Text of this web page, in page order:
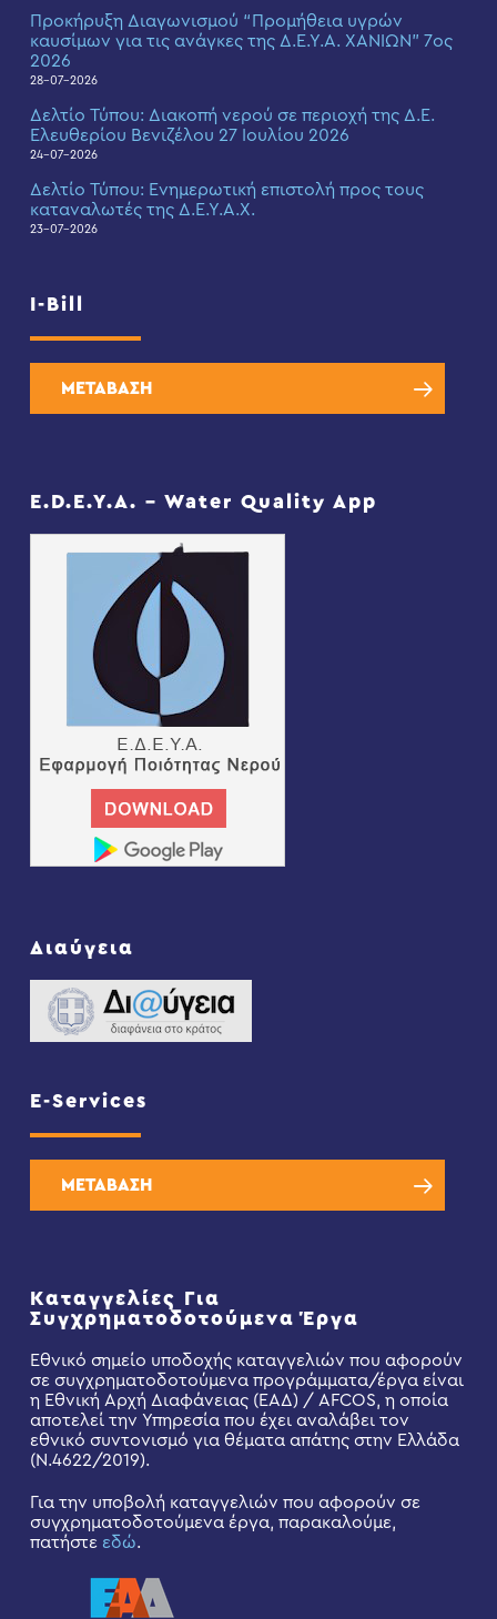
Προκήρυξη Διαγωνισμού “Προμήθεια υγρών
καυσίμων για τις ανάγκες της Δ.Ε.Υ.Α. ΧΑΝΙΩΝ” 7ος
2026
28-07-2026
Δελτίο Τύπου: Διακοπή νερού σε περιοχή της Δ.Ε.
Ελευθερίου Βενιζέλου 27 Ιουλίου 2026
24-07-2026
Δελτίο Τύπου: Eνημερωτική επιστολή προς τους
καταναλωτές της Δ.Ε.Υ.Α.Χ.
23-07-2026
I-Bill
ΜΕΤΑΒΑΣΗ
E.D.E.Y.A. – Water Quality App
Διαύγεια
E-Services
ΜΕΤΑΒΑΣΗ
Καταγγελίες Για
Συγχρηματοδοτούμενα Έργα
Εθνικό σημείο υποδοχής καταγγελιών που αφορούν
σε συγχρηματοδοτούμενα προγράμματα/έργα είναι
η Εθνική Αρχή Διαφάνειας (ΕΑΔ) / AFCOS, η οποία
αποτελεί την Υπηρεσία που έχει αναλάβει τον
εθνικό συντονισμό για θέματα απάτης στην Ελλάδα
(Ν.4622/2019).
Για την υποβολή καταγγελιών που αφορούν σε
συγχρηματοδοτούμενα έργα, παρακαλούμε,
πατήστε εδώ.